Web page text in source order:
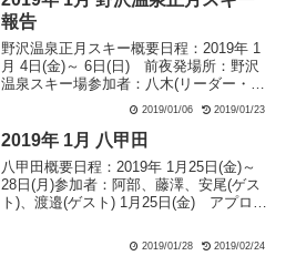
報告
野沢温泉正月スキー概要日程：2019年 1
月 4日(金)～ 6日(日) 前夜発場所：野沢
温泉スキー場参加者：八木(リーダー・記
録)、矢口(会計)、角田(他御家族2名参
加)、阿部、藤澤、石井、常本(ゲスト) 1
月 4日(金)：晴 八木・矢口さ...
2019/01/06 2019/01/23
2019年 1月 八甲田
八甲田概要日程：2019年 1月25日(金)～
28日(月)参加者：阿部、藤澤、安尾(ゲス
ト)、渡邉(ゲスト) 1月25日(金) アプロー
題￥15000）利用で八甲田酸ヶ湯ガイドス
キー。 東京組3人は東北...
2019/01/28 2019/02/24